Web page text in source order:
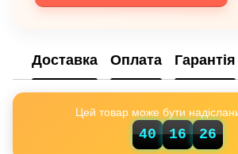
Доставка Оплата Гарантія
Цей товар може бути
40 16
25